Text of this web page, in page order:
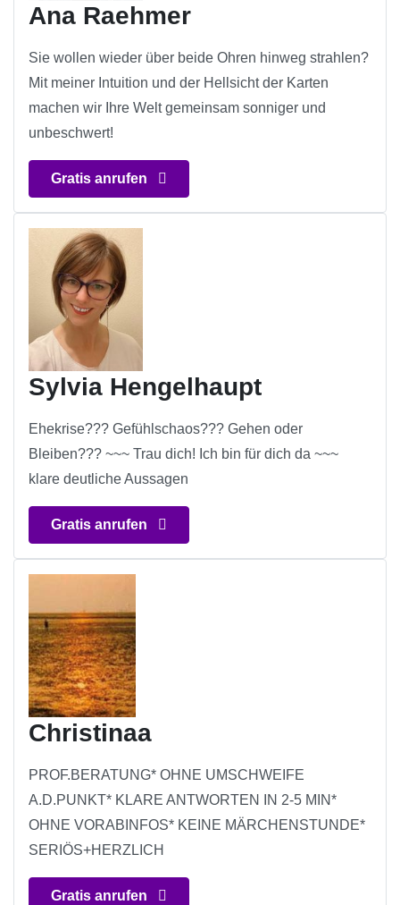
Ana Raehmer
Sie wollen wieder über beide Ohren hinweg strahlen?
Mit meiner Intuition und der Hellsicht der Karten
machen wir Ihre Welt gemeinsam sonniger und
unbeschwert!
Gratis anrufen
Sylvia Hengelhaupt
Ehekrise??? Gefühlschaos??? Gehen oder
Bleiben??? ~~~ Trau dich! Ich bin für dich da ~~~
klare deutliche Aussagen
Gratis anrufen
Christinaa
PROF.BERATUNG* OHNE UMSCHWEIFE
A.D.PUNKT* KLARE ANTWORTEN IN 2-5 MIN*
OHNE VORABINFOS* KEINE MÄRCHENSTUNDE*
SERIÖS+HERZLICH
Gratis anrufen